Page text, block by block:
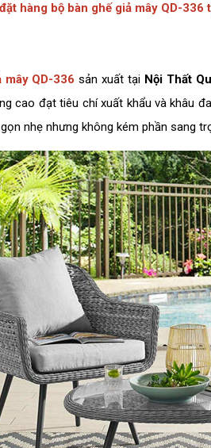
hàng bộ bàn ghế giả mây QD-336
mây QD-336 sản xuất tại Nội Thất
cao đạt tiêu chí xuất khẩu và khâu
nhẹ nhưng không kém phần sang